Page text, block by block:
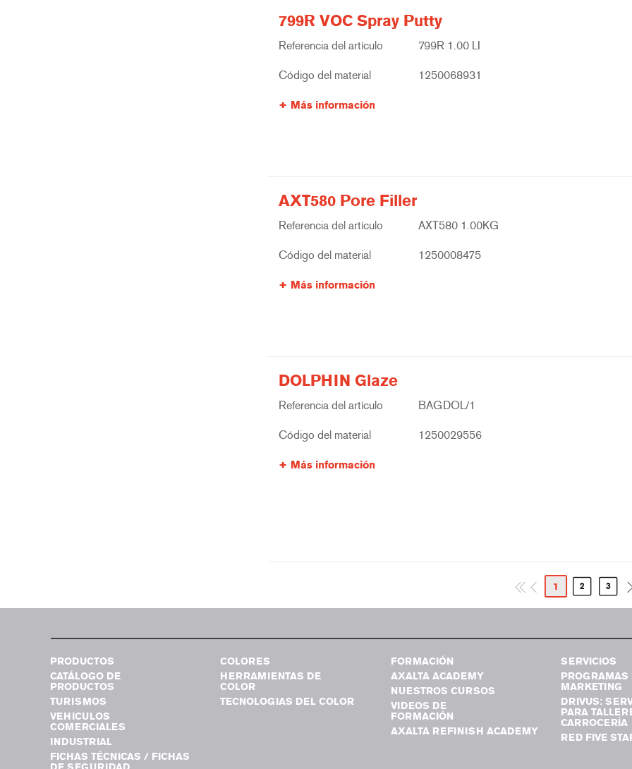
799R VOC Spray Putty
Referencia del artículo 799R 1.00 LI
Código del material 1250068931
Más información
AXT580 Pore Filler
Referencia del artículo AXT580 1.00KG
Código del material 1250008475
Más información
DOLPHIN Glaze
Referencia del artículo BAGDOL/1
Código del material 1250029556
Más información
1 2 3
PRODUCTOS
CATÁLOGO DE
PRODUCTOS
TURISMOS
VEHICULOS
COMERCIALES
INDUSTRIAL
FICHAS TÉCNICAS / FICHAS
COLORES
HERRAMIENTAS DE
COLOR
TECNOLOGIAS DEL COLOR
FORMACIÓN
AXALTA ACADEMY
NUESTROS CURSOS
VIDEOS DE
FORMACIÓN
AXALTA REFINISH ACADEMY
SERVICIOS
PROGRAMAS
MARKETING
DRIVUS:
PARA
CARROCERÍA
RED FIVE